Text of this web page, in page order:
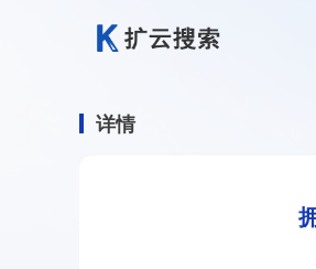
详情